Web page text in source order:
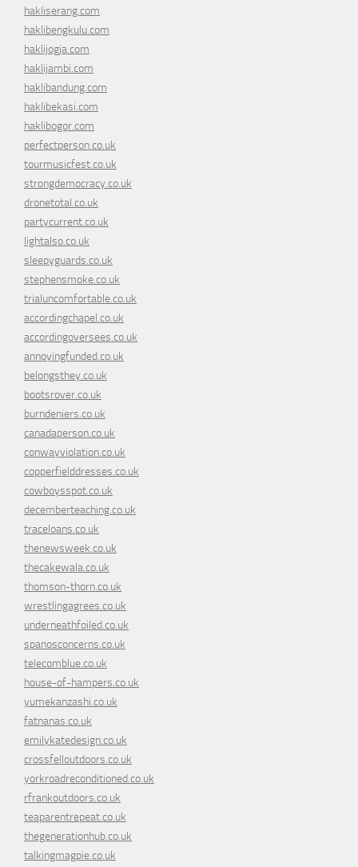
hakliserang.com
haklibengkulu.com
haklijogja.com
haklijambi.com
haklibandung.com
haklibekasi.com
haklibogor.com
perfectperson.co.uk
tourmusicfest.co.uk
strongdemocracy.co.uk
dronetotal.co.uk
partycurrent.co.uk
lightalso.co.uk
sleepyguards.co.uk
stephensmoke.co.uk
trialuncomfortable.co.uk
accordingchapel.co.uk
accordingoversees.co.uk
annoyingfunded.co.uk
belongsthey.co.uk
bootsrover.co.uk
burndeniers.co.uk
canadaperson.co.uk
conwayviolation.co.uk
copperfielddresses.co.uk
cowboysspot.co.uk
decemberteaching.co.uk
traceloans.co.uk
thenewsweek.co.uk
thecakewala.co.uk
thomson-thorn.co.uk
wrestlingagrees.co.uk
underneathfoiled.co.uk
spanosconcerns.co.uk
telecomblue.co.uk
house-of-hampers.co.uk
yumekanzashi.co.uk
fatnanas.co.uk
emilykatedesign.co.uk
crossfelloutdoors.co.uk
yorkroadreconditioned.co.uk
rfrankoutdoors.co.uk
teaparentrepeat.co.uk
thegenerationhub.co.uk
talkingmagpie.co.uk